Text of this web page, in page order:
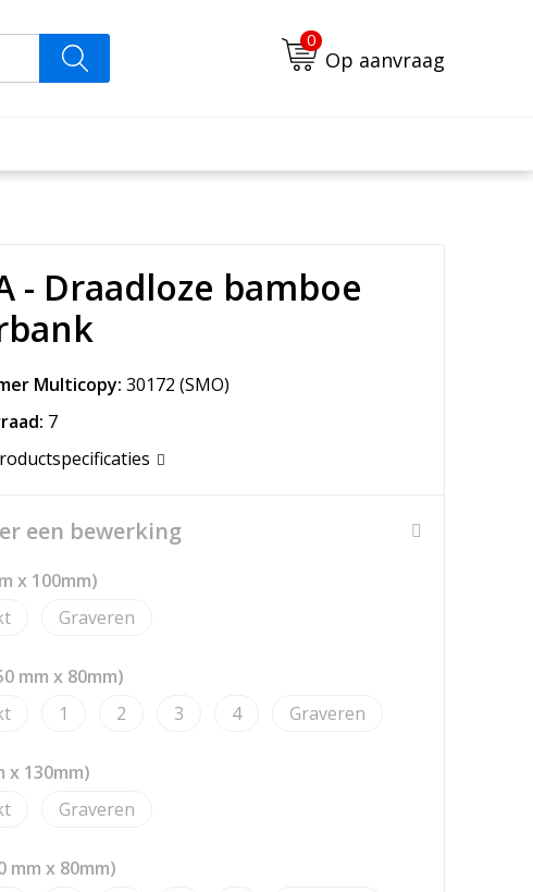
0
Op aanvraag
- Draadloze bamboe
Multicopy: 30172 (SMO)
7
een bewerking
x 100mm)
Graveren
mm x 80mm)
1 2 3 4 Graveren
x 130mm)
Graveren
mm x 80mm)